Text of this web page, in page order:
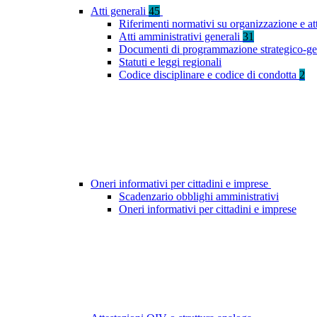
Atti generali 45
Riferimenti normativi su organizzazione e
Atti amministrativi generali 31
Documenti di programmazione strategico-
Statuti e leggi regionali
Codice disciplinare e codice di condotta 2
Oneri informativi per cittadini e imprese
Scadenzario obblighi amministrativi
Oneri informativi per cittadini e imprese